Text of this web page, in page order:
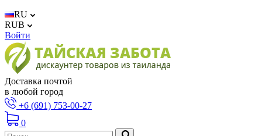
RU
RUB
Войти
Доставка почтой
в любой город
+6 (691) 753-00-27
0